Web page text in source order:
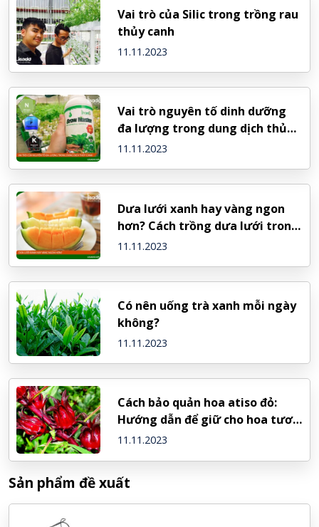
Vai trò của Silic trong trồng rau
thủy canh
11.11.2023
Vai trò nguyên tố dinh dưỡng
đa lượng trong dung dịch thủy
canh
11.11.2023
Dưa lưới xanh hay vàng ngon
hơn? Cách trồng dưa lưới trong
thùng xốp
11.11.2023
Có nên uống trà xanh mỗi ngày
không?
11.11.2023
Cách bảo quản hoa atiso đỏ:
Hướng dẫn để giữ cho hoa tươi
lâu
11.11.2023
Sản phẩm đề xuất